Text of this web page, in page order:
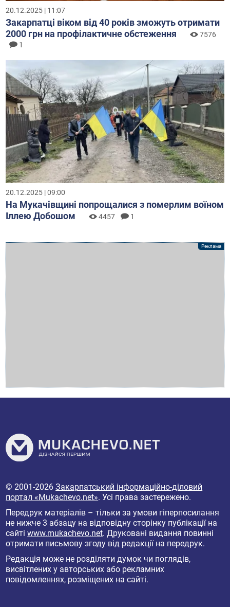
20.12.2025 | 11:07
Закарпатці віком від 40 років зможуть отримати
2000 грн на профілактичне обстеження
7576
1
20.12.2025 | 09:00
На Мукачівщині попрощалися з померлим воїном
Іллею Добошом
4457 1
© 2001-2026Закарпатський інформаційно-діловий
портал «Mukachevo.net». Усі права застережено.
Передрук матеріалів – тільки за умови гіперпосилання
не нижче 3 абзацу на відповідну сторінку публікації на
сайтіwww.mukachevo.net. Друковані видання повинні
отримати письмову згоду від редакції на передрук.
Редакція може не розділяти думок чи поглядів,
висвітлених у авторських або рекламних
повідомленнях, розміщених на сайті.